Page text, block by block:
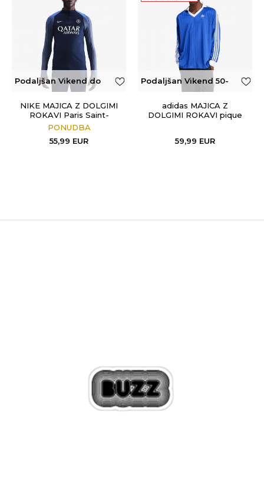
Podaljšan Vikend do
50€
NIKE MAJICA Z DOLGIMI
ROKAVI Paris Saint-
Germain
PONUDBA
55,99 EUR
Podaljšan Vikend 50-
adidas MAJICA Z
DOLGIMI ROKAVI pique
59,99 EUR